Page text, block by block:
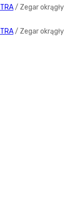
/ Zegar okrągły
/ Zegar okrągły